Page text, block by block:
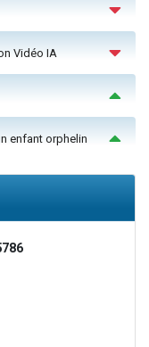
Vidéo IA
enfant orphelin